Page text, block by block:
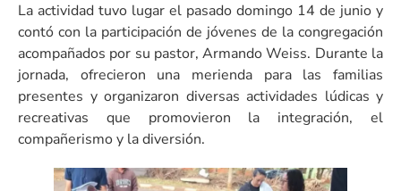
La actividad tuvo lugar el pasado domingo 14 de junio y
contó con la participación de jóvenes de la congregación
acompañados por su pastor, Armando Weiss. Durante la
jornada, ofrecieron una merienda para las familias
presentes y organizaron diversas actividades lúdicas y
recreativas que promovieron la integración, el
compañerismo y la diversión.